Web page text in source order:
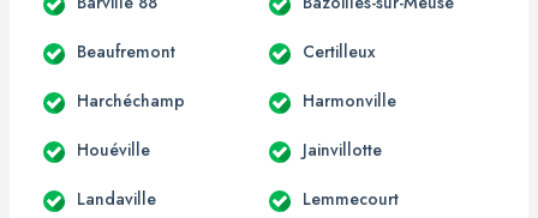
Beaufremont Certilleux
Harchéchamp Harmonville
Houéville Jainvillotte
Landaville Lemmecourt